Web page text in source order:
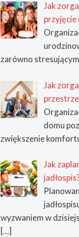
Jak
przyjęcie
zarówno
Jak
domu
zwiększenie
Jak
wyzwaniem w
[…]